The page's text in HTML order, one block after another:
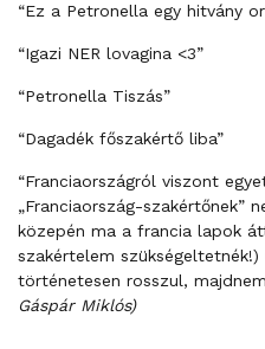
“Ez a Petronella egy hitvány
“Igazi NER lovagina <3”
“Petronella Tiszás”
“Dagadék főszakértő liba”
“Franciaországról viszont
„Franciaország-szakértőnek”
közepén ma a francia lapok
szakértelem
történetesen rosszul,
Gáspár Miklós)